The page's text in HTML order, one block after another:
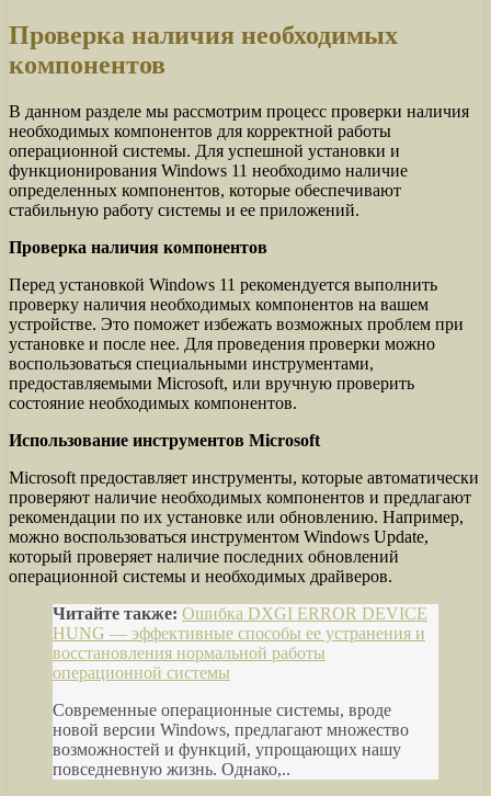
Проверка наличия необходимых
компонентов
В данном разделе мы рассмотрим процесс проверки наличия
необходимых компонентов для корректной работы
операционной системы. Для успешной установки и
функционирования Windows 11 необходимо наличие
определенных компонентов, которые обеспечивают
стабильную работу системы и ее приложений.
Проверка наличия компонентов
Перед установкой Windows 11 рекомендуется выполнить
проверку наличия необходимых компонентов на вашем
устройстве. Это поможет избежать возможных проблем при
установке и после нее. Для проведения проверки можно
воспользоваться специальными инструментами,
предоставляемыми Microsoft, или вручную проверить
состояние необходимых компонентов.
Использование инструментов Microsoft
Microsoft предоставляет инструменты, которые автоматически
проверяют наличие необходимых компонентов и предлагают
рекомендации по их установке или обновлению. Например,
можно воспользоваться инструментом Windows Update,
который проверяет наличие последних обновлений
операционной системы и необходимых драйверов.
Читайте также: Ошибка DXGI ERROR DEVICE
HUNG — эффективные способы ее устранения и
восстановления нормальной работы
операционной системы
Современные операционные системы, вроде
новой версии Windows, предлагают множество
возможностей и функций, упрощающих нашу
повседневную жизнь. Однако,..